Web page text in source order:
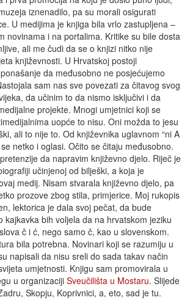
iznenadilo, pa su morali osigurati
U medijima je knjiga bila vrlo zastupljena –
novinama i na portalima. Kritike su bile dosta
ali me čudi da se o knjizi nitko nije
književnosti. U Hrvatskoj postoji
da međusobno ne posjećujemo
sam nas sve povezati za čitavog svog
da učinim to da nismo isključivi i da
projekte. Mnogi umjetnici koji se
uopće to nisu. Oni možda to jesu
ali to nije to. Od književnika uglavnom “ni A
netko i oglasi. Očito se čitaju međusobno.
da napravim književno djelo. Riječ je
učinjenoj od bilješki, a koja je
medij. Nisam stvarala književno djelo, pa
prozove zbog stila, primjerice. Moj rukopis
lektorica je dala svoj pečat, da bude
kajkavka bih voljela da na hrvatskom jeziku
č i ć, nego samo č, kao u slovenskom.
bila potrebna. Novinari koji se razumiju u
napisali da nisu sreli do sada takav način
umjetnosti. Knjigu sam promovirala u
u organizaciji Sveučilišta u Mostaru. Slijede
Skopju, Koprivnici, a, eto, sad je tu.